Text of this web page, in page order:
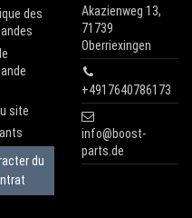
des
site
du
Akazienweg 13,
71739
Oberriexingen
+4917640786173
info@boost-
parts.de